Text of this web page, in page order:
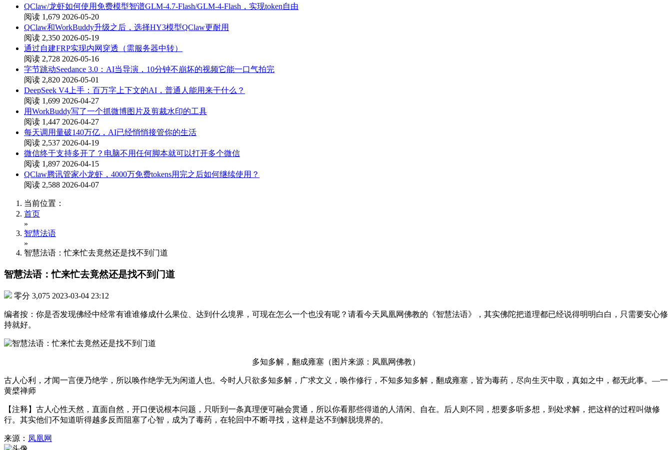
QClaw/龙虾如何使用免费模型智谱GLM-4.7-Flash/GLM-4-Flash，实现token自由
阅读 1,679 2026-05-20
QClaw和WorkBuddy升级之后，选择HY3模型QClaw更耐用
阅读 2,350 2026-05-19
通过自建FRP实现内网穿透（需服务器中转）
阅读 2,728 2026-05-16
字节跳动Seedance 3.0：AI当导演，10分钟不崩坏的视频它能一口气拍完
阅读 2,820 2026-05-01
DeepSeek V4上手：百万字上下文的AI，普通人能用来干什么？
阅读 1,699 2026-04-27
用WorkBuddy写了一个抓微博图片及剪裁水印的工具
阅读 1,447 2026-04-27
每天调用量破140万亿，AI已经悄悄接管你的生活
阅读 2,537 2026-04-19
微信终于支持多开了？电脑不用任何脚本就可以打开多个微信
阅读 1,897 2026-04-15
QClaw腾讯管家小龙虾，4000万免费tokens用完之后如何继续使用？
阅读 2,588 2026-04-07
当前位置：
首页
»
智慧法语
»
智慧法语：忙来忙去竟然还是找不到门道
智慧法语：忙来忙去竟然还是找不到门道
零分 3,075 2023-03-04 23:12
编者按：你是否发现佛经中经常有谁谁修成什么果位、达到什么境界，可现在怎么一个也没有呢？请看今天凤凰网佛教的《智慧法语》，其实佛陀把道理都已经说得明明白白，只需要安心修
持就好。
多知多解，翻成雍塞（图片来源：凤凰网佛教）
古人心利，才闻一言便乃绝学，所以唤作绝学无为闲道人也。今时人只欲多知多解，广求文义，唤作修行，不知多知多解，翻成雍塞，皆为毒药，尽向生灭中取，真如之中，都无此事。—一
黄檗禅师
【注释】古人心性天然，直面自然，开口便说根本问题，只听到一条真理便可融会贯通，所以你看那些得道的人清闲、自在。后人则不同，想要多听多想，到处求解，把这样的过程叫做修
行。其实他们不知道听得越多反而阻塞了心智，成为了毒药，在轮回中不断寻找，这样是达不到解脱境界的。
来源： 凤凰网